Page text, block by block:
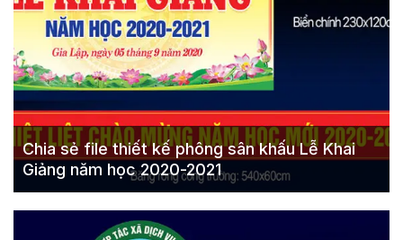
Chia sẻ file thiết kế phông sân khấu Lễ Khai
Giảng năm học 2020-2021